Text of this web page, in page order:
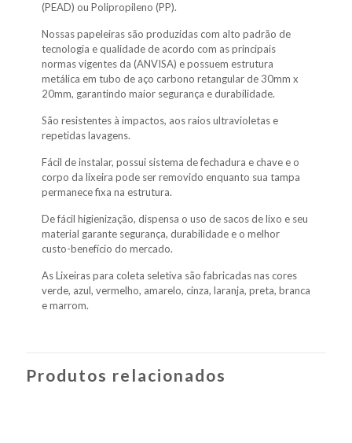
(PEAD) ou Polipropileno (PP).
Nossas papeleiras são produzidas com alto padrão de
tecnologia e qualidade de acordo com as principais
normas vigentes da (ANVISA) e possuem estrutura
metálica em tubo de aço carbono retangular de 30mm x
20mm, garantindo maior segurança e durabilidade.
São resistentes à impactos, aos raios ultravioletas e
repetidas lavagens.
Fácil de instalar, possui sistema de fechadura e chave e o
corpo da lixeira pode ser removido enquanto sua tampa
permanece fixa na estrutura.
De fácil higienização, dispensa o uso de sacos de lixo e seu
material garante segurança, durabilidade e o melhor
custo-benefício do mercado.
As Lixeiras para coleta seletiva são fabricadas nas cores
verde, azul, vermelho, amarelo, cinza, laranja, preta, branca
e marrom.
Produtos relacionados